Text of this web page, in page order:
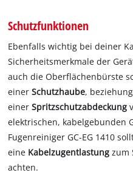
Schutzfunktionen
Ebenfalls wichtig bei deiner
Sicherheitsmerkmale der
auch die Oberflächenbürste
einerSchutzhaube,
einerSpritzschutzabdeckung
elektrischen, kabelgebunden
Fugenreiniger GC-EG 1410
eine Kabelzugentlastungzum
achten.